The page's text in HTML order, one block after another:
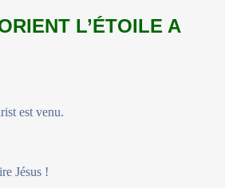
L’ÉTOILE A
est venu.
Jésus !